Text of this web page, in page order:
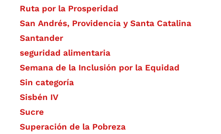
Ruta por la Prosperidad
San Andrés, Providencia y Santa Catalina
Santander
seguridad alimentaria
Semana de la Inclusión por la Equidad
Sin categoría
Sisbén IV
Sucre
Superación de la Pobreza